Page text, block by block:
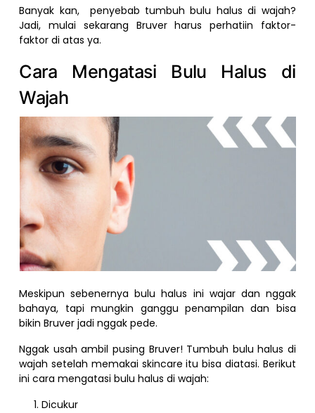
Banyak kan, penyebab tumbuh bulu halus di wajah?
Jadi, mulai sekarang Bruver harus perhatiin faktor-
faktor di atas ya.
Cara Mengatasi Bulu Halus di
Wajah
Meskipun sebenernya bulu halus ini wajar dan nggak
bahaya, tapi mungkin ganggu penampilan dan bisa
bikin Bruver jadi nggak pede.
Nggak usah ambil pusing Bruver! Tumbuh bulu halus di
wajah setelah memakai skincare itu bisa diatasi. Berikut
ini cara mengatasi bulu halus di wajah:
Dicukur